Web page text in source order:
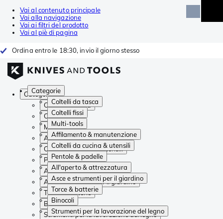
Vai al contenuto principale
Vai alla navigazione
Vai ai filtri del prodotto
Vai al piè di pagina
Ordina entro le 18:30, invio il giorno stesso
Categorie
Coltelli da tasca
Coltelli fissi
Multi-tools
Affilamento & manutenzione
Coltelli da cucina & utensili
Pentole & padelle
All'aperto & attrezzatura
Asce e strumenti per il giardino
Torce & batterie
Binocoli
Strumenti per la lavorazione del legno
Categorie
Coltelli da tasca
Coltelli fissi
Multi-tools
Affilamento & manutenzione
Coltelli da cucina & utensili
Pentole & padelle
All'aperto & attrezzatura
Asce e strumenti per il giardino
Torce & batterie
Binocoli
Strumenti per la lavorazione del legno